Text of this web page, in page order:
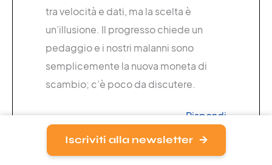
tra velocità e dati, ma la scelta è
un’illusione. Il progresso chiede un
pedaggio e i nostri malanni sono
semplicemente la nuova moneta di
scambio; c’è poco da discutere.
Rispondi
Iscriviti alla newsletter